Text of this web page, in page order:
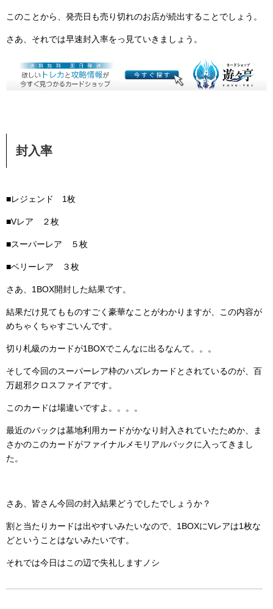
このことから、発売日も売り切れのお店が続出することでしょう。
さあ、それでは早速封入率をっ見ていきましょう。
封入率
■レジェンド 1枚
■Vレア ２枚
■スーパーレア ５枚
■ベリーレア ３枚
さあ、1BOX開封した結果です。
結果だけ見てもものすごく豪華なことがわかりますが、この内容が
めちゃくちゃすごいんです。
切り札級のカードが1BOXでこんなに出るなんて。。。
そして今回のスーパーレア枠のハズレカードとされているのが、百
万超邪クロスファイアです。
このカードは場違いですよ。。。。
最近のパックは墓地利用カードがかなり封入されていたためか、ま
さかのこのカードがファイナルメモリアルパックに入ってきまし
た。
さあ、皆さん今回の封入結果どうでしたでしょうか？
割と当たりカードは出やすいみたいなので、1BOXにVレアは1枚な
どということはないみたいです。
それでは今日はこの辺で失礼しますノシ